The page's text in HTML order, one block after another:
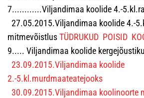
7............Viljandimaa koolide 4.-
27.05.2015.Viljandimaa koolide 4.-
mitmevõistlusTÜDRUKUD POISID
9..... Viljandimaa koolide
23.09.2015.Viljandimaa koolide
2.-5.kl.murdmaateatejooks
30.09.2015.Viljandimaa koolinoorte